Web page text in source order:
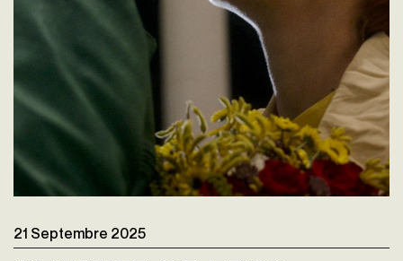
21 Septembre 2025